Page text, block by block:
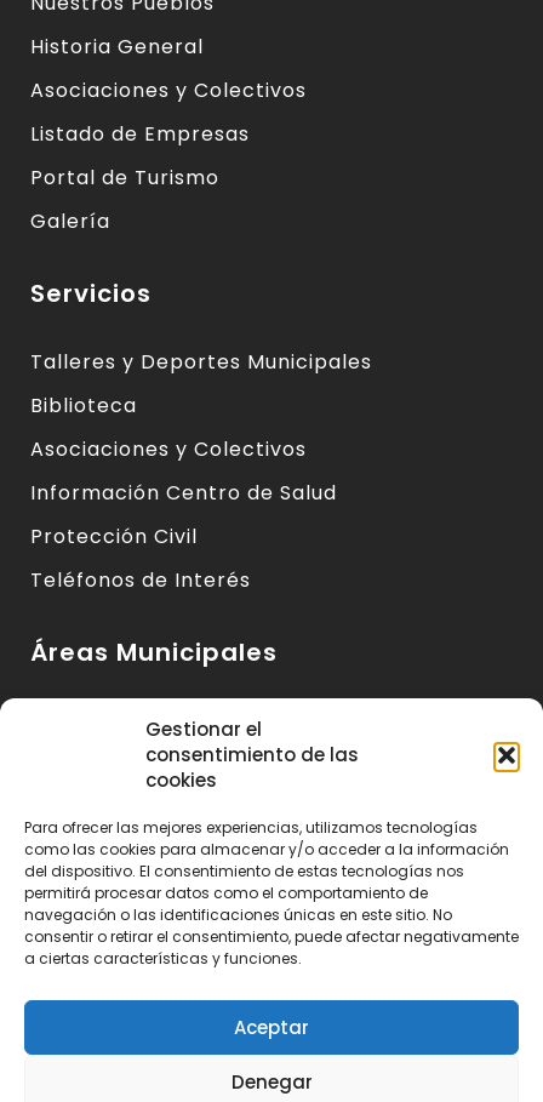
Gestionar el
consentimiento de las
cookies
Para ofrecer las mejores experiencias, utilizamos tecnologías
como las cookies para almacenar y/o acceder a la información
del dispositivo. El consentimiento de estas tecnologías nos
permitirá procesar datos como el comportamiento de
navegación o las identificaciones únicas en este sitio. No
consentir o retirar el consentimiento, puede afectar negativamente
a ciertas características y funciones.
Aceptar
Denegar
Historia General
Asociaciones y Colectivos
Listado de Empresas
Portal de Turismo
Galería
Servicios
Talleres y Deportes Municipales
Biblioteca
Asociaciones y Colectivos
Información Centro de Salud
Protección Civil
Teléfonos de Interés
Áreas Municipales
Urbanismo y Vivienda
Medio Ambiente y Sanidad
Servicios Sociales
Seguridad Ciudadana
Actividad Económica y Consumo